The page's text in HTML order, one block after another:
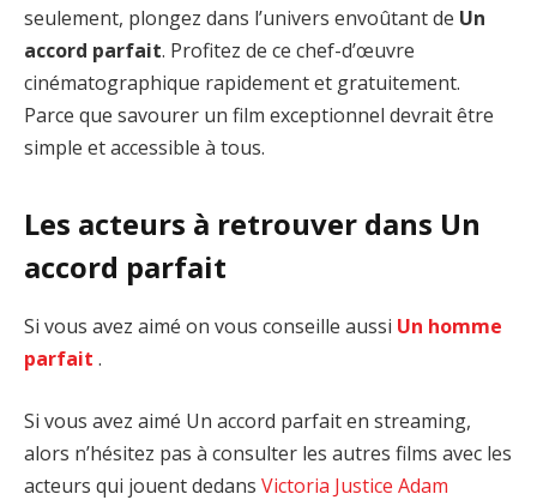
seulement, plongez dans l’univers envoûtant de Un
accord parfait. Profitez de ce chef-d’œuvre
cinématographique rapidement et gratuitement.
Parce que savourer un film exceptionnel devrait être
simple et accessible à tous.
Les acteurs à retrouver dans Un
accord parfait
Si vous avez aimé on vous conseille aussi Un homme
parfait .
Si vous avez aimé Un accord parfait en streaming,
alors n’hésitez pas à consulter les autres films avec les
acteurs qui jouent dedans Victoria Justice Adam